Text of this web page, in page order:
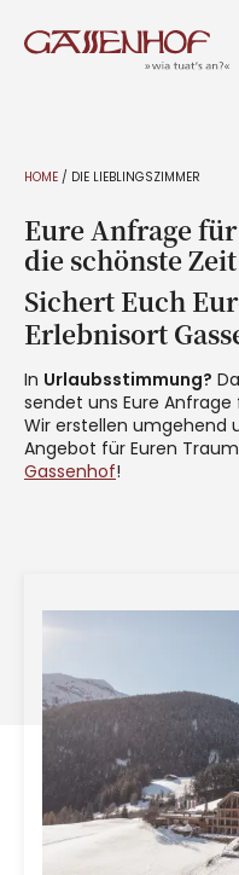
HOME / DIE LIEBLINGSZIMMER
Eure Anfrage
die schönste
Sichert Euch
Erlebnisort
In Urlaubsstimmung?
sendet uns Eure Anfrage
Wir erstellen umgehend
Angebot für Euren Traum
Gassenhof!